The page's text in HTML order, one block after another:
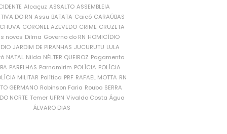
Alcaçuz ASSALTO ASSEMBLEIA
DO RN Assu BATATA Caicó CARAÚBAS
CORONEL AZEVEDO CRIME CRUZETA
novos Dilma Governo do RN HOMICÍDIO
JARDIM DE PIRANHAS JUCURUTU LULA
NATAL Nilda NÉLTER QUEIROZ Pagamento
PARELHAS Parnamirim POLÍCIA POLÍCIA
MILITAR Política PRF RAFAEL MOTTA RN
GERMANO Robinson Faria Roubo SERRA
NORTE Temer UFRN Vivaldo Costa Água
ÁLVARO DIAS